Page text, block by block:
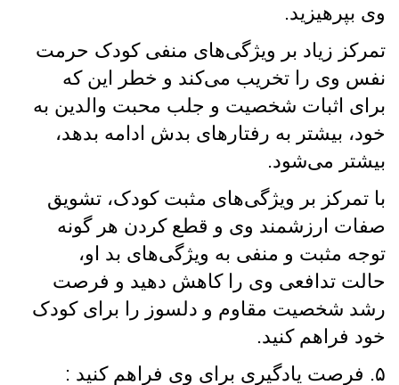
وی بپرهیزید.
تمرکز زیاد بر ویژگی‌های منفی کودک حرمت
نفس وی را تخریب می‌کند و خطر این که
برای اثبات شخصیت و جلب محبت والدین به
خود، بیشتر به رفتارهای بدش ادامه بدهد،
بیشتر می‌شود.
با تمرکز بر ویژگی‌های مثبت کودک، تشویق
صفات ارزشمند وی و قطع کردن هر گونه
توجه مثبت و منفی به ویژگی‌های بد او،
حالت تدافعی وی را کاهش دهید و فرصت
رشد شخصیت مقاوم و دلسوز را برای کودک
خود فراهم کنید.
۵‌‌. فرصت یادگیری برای وی فراهم کنید :